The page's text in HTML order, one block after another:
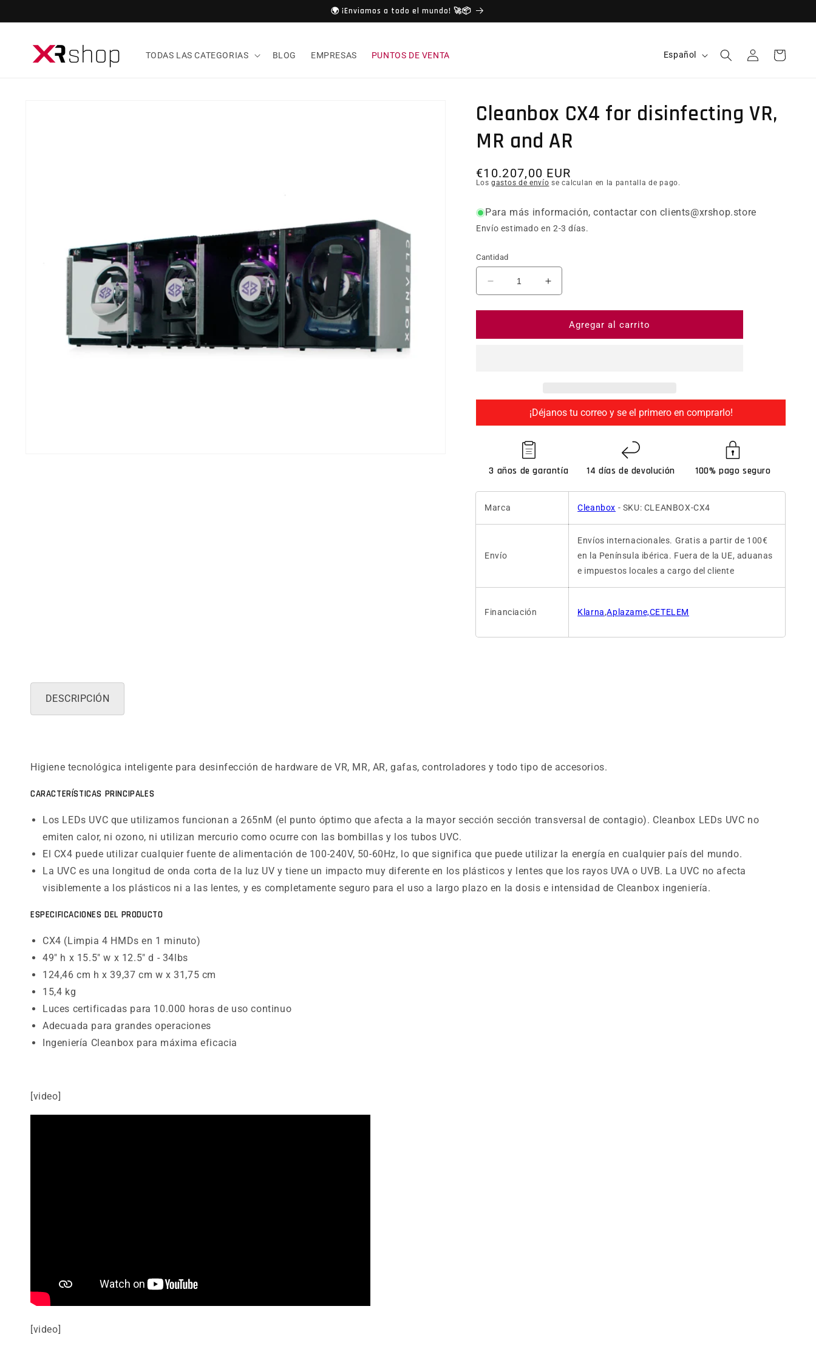
🌍 ¡Enviamos a todo el mundo! 🚀📦
TODAS LAS CATEGORIAS BLOG EMPRESAS PUNTOS DE VENTA Idioma
Español Iniciar sesiónCarrito
Cleanbox CX4 for disinfecting VR,
MR and AR
Precio habitual
€10.207,00 EUR
Los gastos de envío se calculan en la pantalla de pago.
Para más información, contactar con clients@xrshop.store
Envío estimado en 2-3 días.
Cantidad
Reducir cantidad para Cleanbox CX4 for disinfecting VR, MR and
Aumentar cantidad para Cleanbox CX4 for disinfecting
Agregar al carrito
¡Déjanos tu correo y se el primero en comprarlo!
3 años de garantía 14 días de devolución 100% pago seguro
Marca Cleanbox - SKU: CLEANBOX-CX4
Envío
Envíos internacionales. Gratis a partir de 100€
en la Península ibérica. Fuera de la UE, aduanas
e impuestos locales a cargo del cliente
Financiación Klarna,Aplazame,CETELEM
DESCRIPCIÓN
Higiene tecnológica inteligente para desinfección de hardware de VR, MR, AR, gafas, controladores y todo tipo de accesorios.
CARACTERÍSTICAS PRINCIPALES
Los LEDs UVC que utilizamos funcionan a 265nM (el punto óptimo que afecta a la mayor sección sección transversal de contagio). Cleanbox LEDs UVC no
emiten calor, ni ozono, ni utilizan mercurio como ocurre con las bombillas y los tubos UVC.
El CX4 puede utilizar cualquier fuente de alimentación de 100-240V, 50-60Hz, lo que significa que puede utilizar la energía en cualquier país del mundo.
La UVC es una longitud de onda corta de la luz UV y tiene un impacto muy diferente en los plásticos y lentes que los rayos UVA o UVB. La UVC no afecta
visiblemente a los plásticos ni a las lentes, y es completamente seguro para el uso a largo plazo en la dosis e intensidad de Cleanbox ingeniería.
ESPECIFICACIONES DEL PRODUCTO
CX4 (Limpia 4 HMDs en 1 minuto)
49" h x 15.5" w x 12.5" d - 34lbs
124,46 cm h x 39,37 cm w x 31,75 cm
15,4 kg
Luces certificadas para 10.000 horas de uso continuo
Adecuada para grandes operaciones
Ingeniería Cleanbox para máxima eficacia
[video]
[video]